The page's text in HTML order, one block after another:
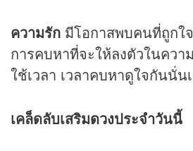
ความรัก มีโอกาสพบคนที่ถูกใ
การคบหาที่จะให้ลงตัวในคว
ใช้เวลา เวลาคบหาดูใจกันนั่น
เคล็ดลับเสริมดวงประจำวันนี้